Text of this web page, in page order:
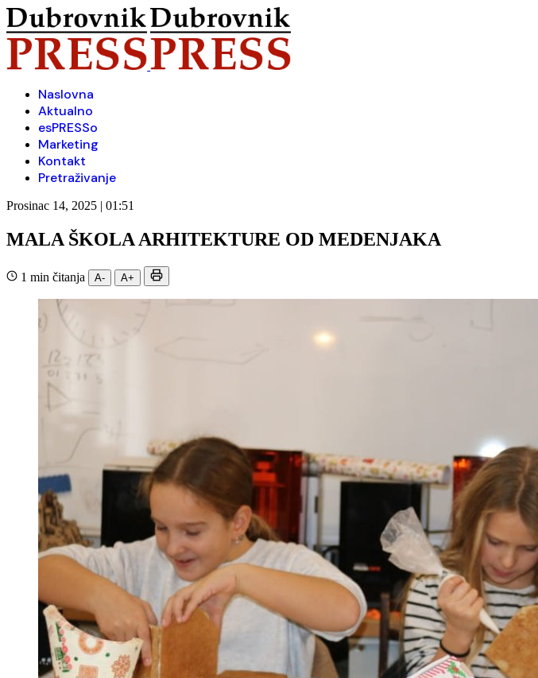
Naslovna
Aktualno
esPRESSo
Marketing
Kontakt
Pretraživanje
Prosinac 14, 2025 | 01:51
MALA ŠKOLA ARHITEKTURE OD MEDENJAKA
1 min čitanja A- A+